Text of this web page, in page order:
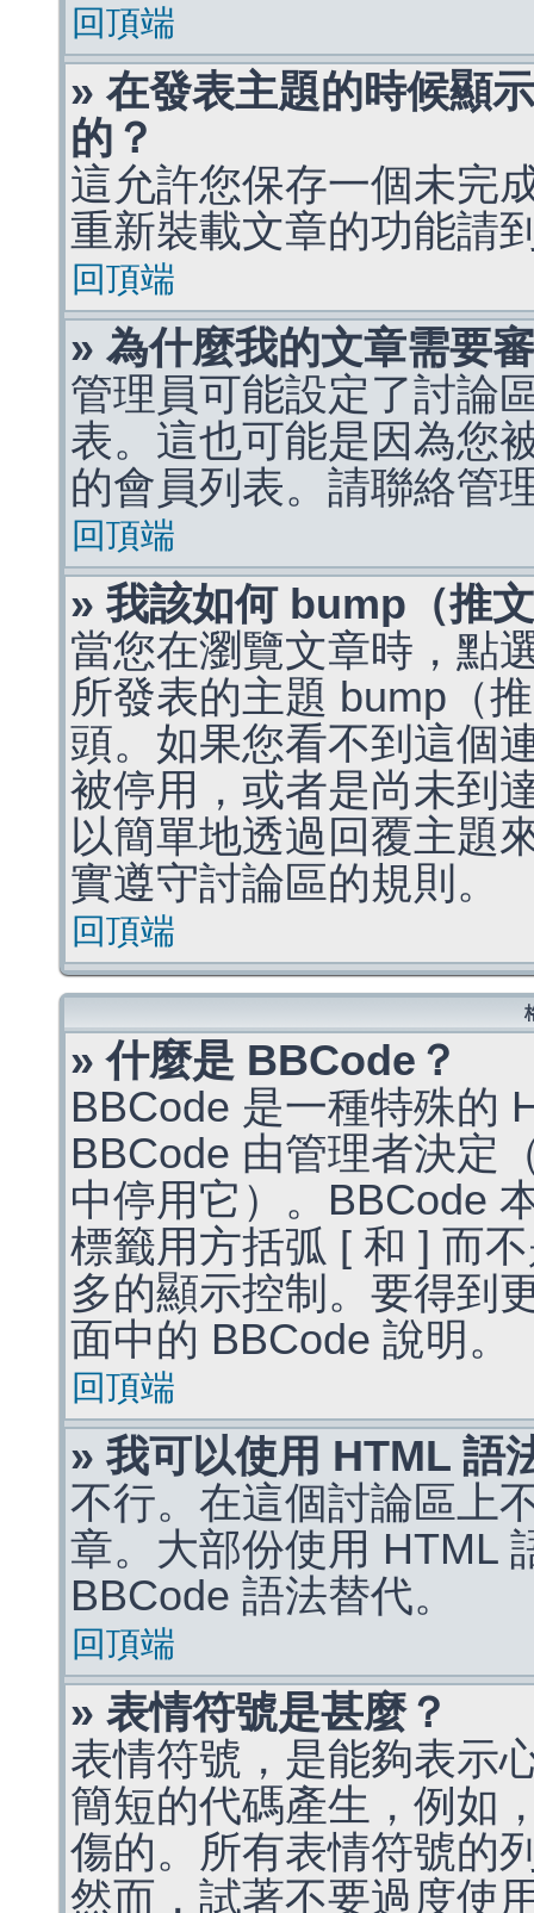
回頂端
» 在發表主題的時候顯
的？
這允許您保存一個未完
重新裝載文章的功能請
回頂端
» 為什麼我的文章需要
管理員可能設定了討論
表。這也可能是因為您
的會員列表。請聯絡管
回頂端
» 我該如何 bump（推
當您在瀏覽文章時，點
所發表的主題 bump（
頭。如果您看不到這個
被停用，或者是尚未到
以簡單地透過回覆主題
實遵守討論區的規則。
回頂端
» 什麼是 BBCode？
BBCode 是一種特殊的
BBCode 由管理者決定
中停用它）。BBCode
標籤用方括弧 [ 和 ] 而
多的顯示控制。要得到
面中的 BBCode 說明。
回頂端
» 我可以使用 HTML 語
不行。在這個討論區上
章。大部份使用 HTML
BBCode 語法替代。
回頂端
» 表情符號是甚麼？
表情符號，是能夠表示
簡短的代碼產生，例如
傷的。所有表情符號的
然而，試著不要過度使